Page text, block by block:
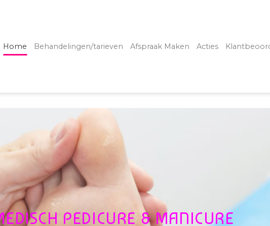
Home Behandelingen/tarieven Afspraak Maken Acties
PEDICURE & MANICURE